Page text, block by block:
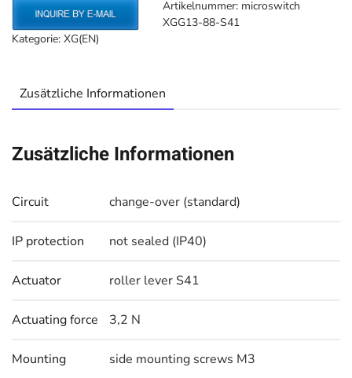
Artikelnummer: microswitch
XGG13-88-S41
Kategorie: XG(EN)
Zusätzliche Informationen
Zusätzliche Informationen
Circuit change-over (standard)
IP protection not sealed (IP40)
Actuator roller lever S41
Actuating force 3,2 N
Mounting side mounting screws M3